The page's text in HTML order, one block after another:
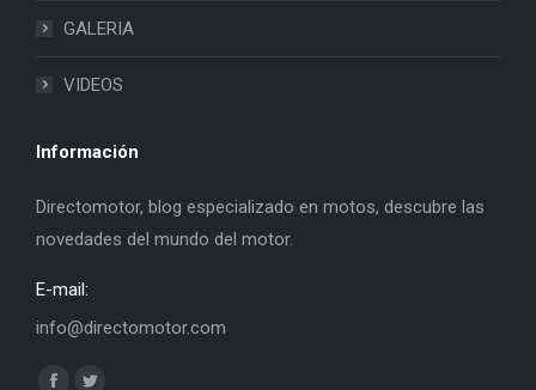
GALERIA
VIDEOS
Información
Directomotor, blog especializado en motos, descubre las
novedades del mundo del motor.
E-mail:
info@directomotor.com
Find us on: